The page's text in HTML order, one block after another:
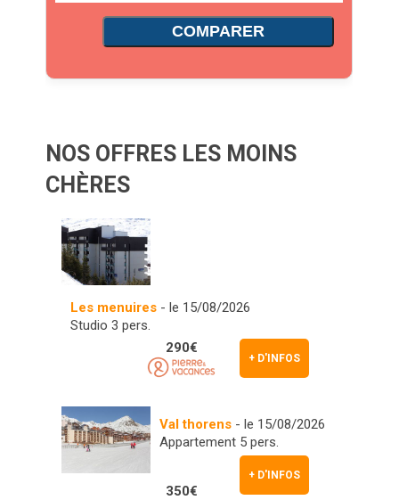
COMPARER
NOS OFFRES LES MOINS
CHÈRES
Les menuires- le 15/08/2026
Studio 3 pers.
+ D'INFOS
290€
Val thorens- le 15/08/2026
Appartement 5 pers.
+ D'INFOS
350€